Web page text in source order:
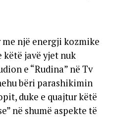
me një energji kozmike
këtë javë yjet nuk
e “Rudina” në Tv
bëri parashikimin
duke e quajtur këtë
në shumë aspekte të